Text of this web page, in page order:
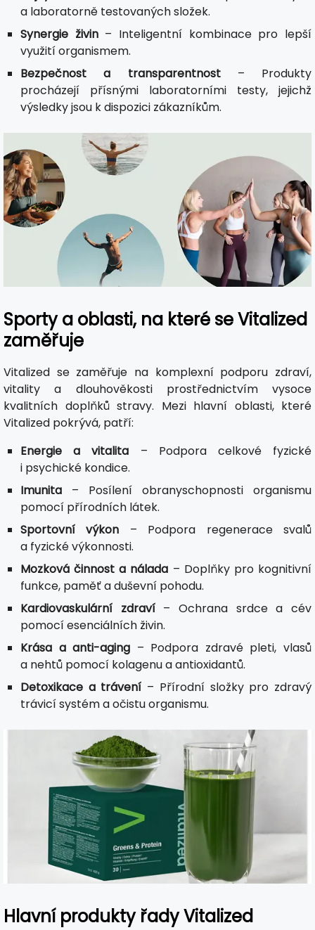
a laboratorně testovaných složek.
Synergie živin– Inteligentní kombinace pro lepší
využití organismem.
Bezpečnost a transparentnost– Produkty
procházejí přísnými laboratorními testy, jejichž
výsledky jsou k dispozici zákazníkům.
Sporty a oblasti, na které se Vitalized
zaměřuje
Vitalized se zaměřuje na komplexní podporu zdraví,
vitality a dlouhověkosti prostřednictvím vysoce
kvalitních doplňků stravy. Mezi hlavní oblasti, které
Vitalized pokrývá, patří:
Energie a vitalita – Podpora celkové fyzické
i psychické kondice.
Imunita – Posílení obranyschopnosti organismu
pomocí přírodních látek.
Sportovní výkon – Podpora regenerace svalů
a fyzické výkonnosti.
Mozková činnost a nálada – Doplňky pro kognitivní
funkce, paměť a duševní pohodu.
Kardiovaskulární zdraví– Ochrana srdce a cév
pomocí esenciálních živin.
Krása a anti-aging – Podpora zdravé pleti, vlasů
a nehtů pomocí kolagenu a antioxidantů.
Detoxikace a trávení – Přírodní složky pro zdravý
trávicí systém a očistu organismu.
Hlavní produkty řady Vitalized